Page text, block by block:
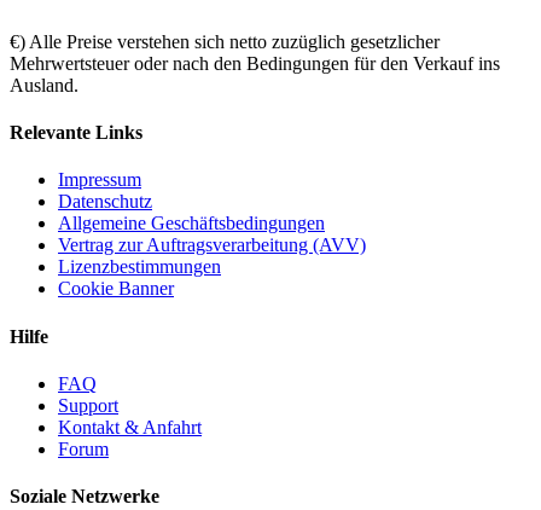
€) Alle Preise verstehen sich netto zuzüglich gesetzlicher
Mehrwertsteuer oder nach den Bedingungen für den Verkauf ins
Ausland.
Relevante Links
Impressum
Datenschutz
Allgemeine Geschäftsbedingungen
Vertrag zur Auftragsverarbeitung (AVV)
Lizenzbestimmungen
Cookie Banner
Hilfe
FAQ
Support
Kontakt & Anfahrt
Forum
Soziale Netzwerke